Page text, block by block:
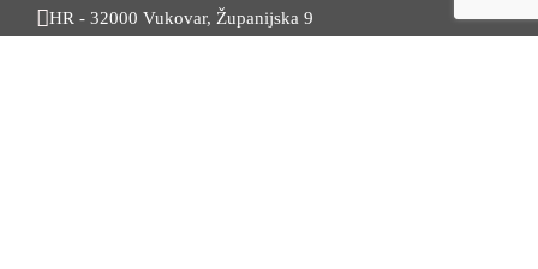
HR - 32000 Vukovar, Županijska 9